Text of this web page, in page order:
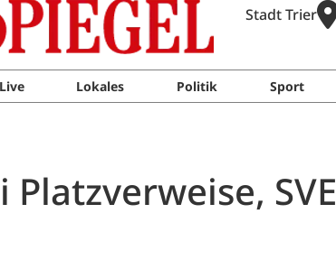
Stadt Trier
Live Lokales Politik Sport
SVE